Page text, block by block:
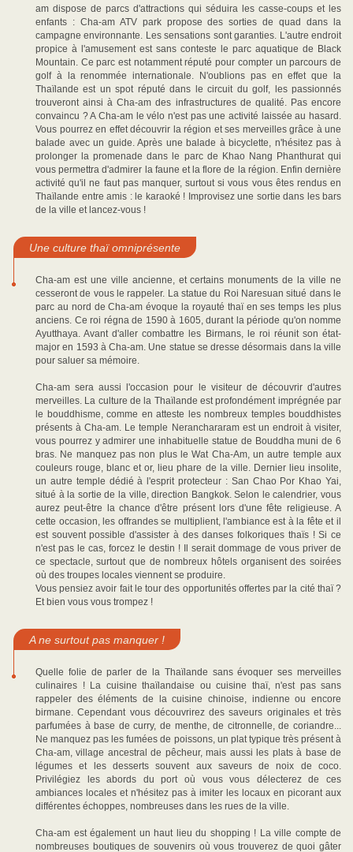
am dispose de parcs d'attractions qui séduira les casse-coups et les
enfants : Cha-am ATV park propose des sorties de quad dans la
campagne environnante. Les sensations sont garanties. L'autre endroit
propice à l'amusement est sans conteste le parc aquatique de Black
Mountain. Ce parc est notamment réputé pour compter un parcours de
golf à la renommée internationale. N'oublions pas en effet que la
Thaïlande est un spot réputé dans le circuit du golf, les passionnés
trouveront ainsi à Cha-am des infrastructures de qualité. Pas encore
convaincu ? A Cha-am le vélo n'est pas une activité laissée au hasard.
Vous pourrez en effet découvrir la région et ses merveilles grâce à une
balade avec un guide. Après une balade à bicyclette, n'hésitez pas à
prolonger la promenade dans le parc de Khao Nang Phanthurat qui
vous permettra d'admirer la faune et la flore de la région. Enfin dernière
activité qu'il ne faut pas manquer, surtout si vous vous êtes rendus en
Thaïlande entre amis : le karaoké ! Improvisez une sortie dans les bars
de la ville et lancez-vous !
Une culture thaï omniprésente
Cha-am est une ville ancienne, et certains monuments de la ville ne
cesseront de vous le rappeler. La statue du Roi Naresuan situé dans le
parc au nord de Cha-am évoque la royauté thaï en ses temps les plus
anciens. Ce roi régna de 1590 à 1605, durant la période qu'on nomme
Ayutthaya. Avant d'aller combattre les Birmans, le roi réunit son état-
major en 1593 à Cha-am. Une statue se dresse désormais dans la ville
pour saluer sa mémoire.
Cha-am sera aussi l'occasion pour le visiteur de découvrir d'autres
merveilles. La culture de la Thaïlande est profondément imprégnée par
le bouddhisme, comme en atteste les nombreux temples bouddhistes
présents à Cha-am. Le temple Neranchararam est un endroit à visiter,
vous pourrez y admirer une inhabituelle statue de Bouddha muni de 6
bras. Ne manquez pas non plus le Wat Cha-Am, un autre temple aux
couleurs rouge, blanc et or, lieu phare de la ville. Dernier lieu insolite,
un autre temple dédié à l'esprit protecteur : San Chao Por Khao Yai,
situé à la sortie de la ville, direction Bangkok. Selon le calendrier, vous
aurez peut-être la chance d'être présent lors d'une fête religieuse. A
cette occasion, les offrandes se multiplient, l'ambiance est à la fête et il
est souvent possible d'assister à des danses folkoriques thaïs ! Si ce
n'est pas le cas, forcez le destin ! Il serait dommage de vous priver de
ce spectacle, surtout que de nombreux hôtels organisent des soirées
où des troupes locales viennent se produire.
Vous pensiez avoir fait le tour des opportunités offertes par la cité thaï ?
Et bien vous vous trompez !
A ne surtout pas manquer !
Quelle folie de parler de la Thaïlande sans évoquer ses merveilles
culinaires ! La cuisine thaïlandaise ou cuisine thaï, n'est pas sans
rappeler des éléments de la cuisine chinoise, indienne ou encore
birmane. Cependant vous découvrirez des saveurs originales et très
parfumées à base de curry, de menthe, de citronnelle, de coriandre...
Ne manquez pas les fumées de poissons, un plat typique très présent à
Cha-am, village ancestral de pêcheur, mais aussi les plats à base de
légumes et les desserts souvent aux saveurs de noix de coco.
Privilégiez les abords du port où vous vous délecterez de ces
ambiances locales et n'hésitez pas à imiter les locaux en picorant aux
différentes échoppes, nombreuses dans les rues de la ville.
Cha-am est également un haut lieu du shopping ! La ville compte de
nombreuses boutiques de souvenirs où vous trouverez de quoi gâter